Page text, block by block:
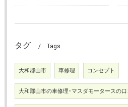
タグ Tags
大和郡山市 車修理 コンセプト
大和郡山市の車修理･マスダモータースの口